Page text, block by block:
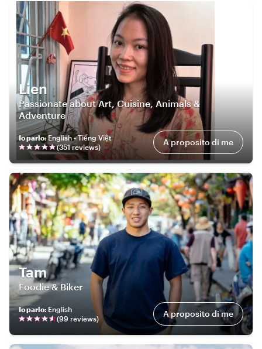
Lien
Passionate about Art, Cuisine, Animals &
Adventure
Io parlo:English • Tiếng Việt
(351reviews) A proposito di me
Tam
Foodie & Biker
Io parlo: English
(99 reviews) A proposito di me